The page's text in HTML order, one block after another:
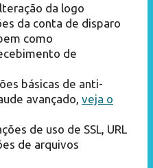
da logo
da conta de disparo
como
de
básicas de anti-
avançado, veja o
de uso de SSL, URL
de arquivos